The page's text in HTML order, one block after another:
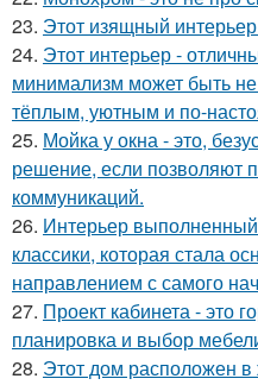
23. Этот изящный
24. Этот интерьер -
минимализм может быть
тёплым, уютным и по-
25. Мойка у окна - это,
решение, если позволяют
коммуникаций.
26. Интерьер
классики, которая стала
направлением с самого
27. Проект кабинета - это
планировка и выбор
28. Этот дом расположен